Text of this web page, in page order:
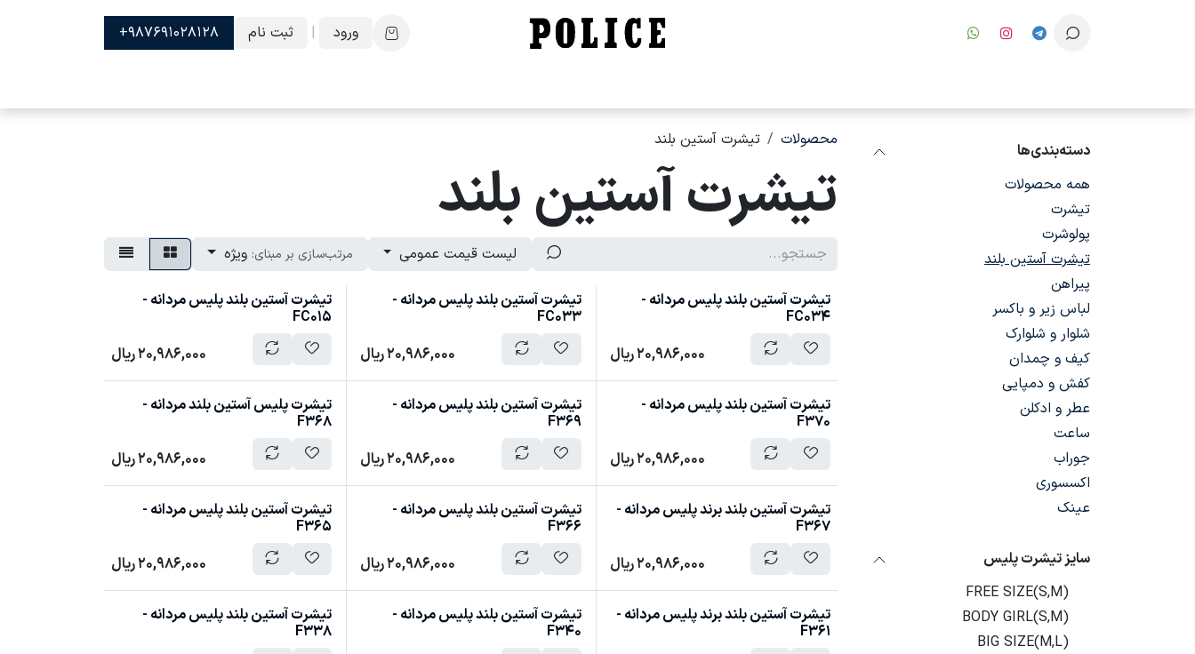
ورود
| ثبت نام 987691028128+
دسته‌بندی‌ها
همه محصولات
تیشرت
پولوشرت
تیشرت آستین بلند
پیراهن
لباس زیر و باکسر
شلوار و شلوارک
کیف و چمدان
کفش و دمپایی
عطر و ادکلن
ساعت
جوراب
اکسسوری
عینک
سایز تیشرت پلیس
FREE SIZE(S,M)
BODY GIRL(S,M)
BIG SIZE(M,L)
محصولات تیشرت آستین بلند
تیشرت آستین بلند
لیست قیمت عمومی مرتب‌سازی بر مبنای: ویژه
تیشرت آستین بلند پلیس مردانه -
FC034
20,986,000ریال
تیشرت آستین بلند پلیس مردانه -
FC033
20,986,000ریال
تیشرت آستین بلند پلیس مردانه -
FC015
20,986,000ریال
تیشرت آستین بلند پلیس مردانه -
F370
20,986,000ریال
تیشرت آستین بلند پلیس مردانه -
F369
20,986,000ریال
تیشرت پلیس آستین بلند مردانه -
F368
20,986,000ریال
تیشرت آستین بلند برند پلیس مردانه -
F367
20,986,000ریال
تیشرت آستین بلند پلیس مردانه -
F366
20,986,000ریال
تیشرت آستین بلند پلیس مردانه -
F365
20,986,000ریال
تیشرت آستین بلند برند پلیس مردانه -
F361
تیشرت آستین بلند پلیس مردانه -
F340
تیشرت آستین بلند پلیس مردانه -
F338